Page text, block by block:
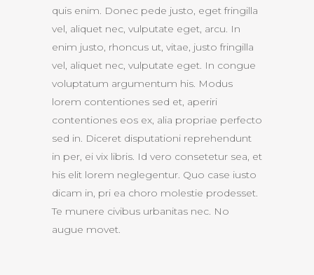
quis enim. Donec pede justo, eget fringilla
vel, aliquet nec, vulputate eget, arcu. In
enim justo, rhoncus ut, vitae, justo fringilla
vel, aliquet nec, vulputate eget. In congue
voluptatum argumentum his. Modus
lorem contentiones sed et, aperiri
contentiones eos ex, alia propriae perfecto
sed in. Diceret disputationi reprehendunt
in per, ei vix libris. Id vero consetetur sea, et
his elit lorem neglegentur. Quo case iusto
dicam in, pri ea choro molestie prodesset.
Te munere civibus urbanitas nec. No
augue movet.